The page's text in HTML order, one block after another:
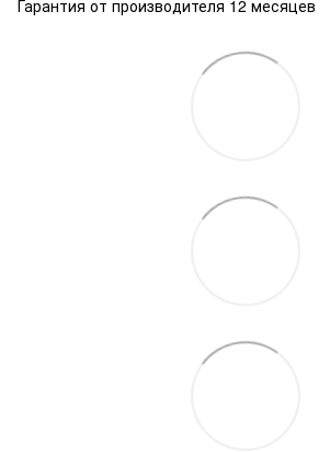
Гарантия от производителя 12 месяцев